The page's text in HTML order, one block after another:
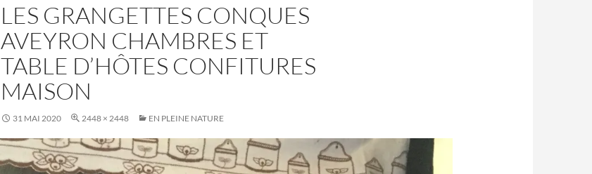
LES GRANGETTES CONQUES
AVEYRON CHAMBRES ET
TABLE D’HÔTES CONFITURES
MAISON
31 MAI 2020 2448 × 2448 EN PLEINE NATURE